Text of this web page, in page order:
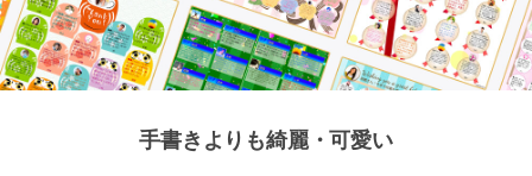
手書きよりも綺麗・可愛い